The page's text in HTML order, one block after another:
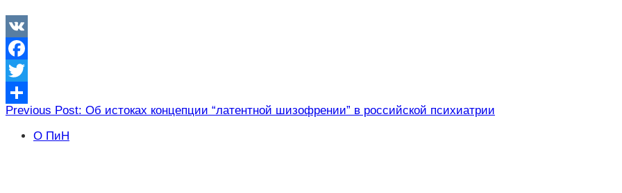
VK
Facebook
Twitter
Отправить
Навигация
по
Previous Post: Об истоках концепции “латентной шизофрении” в российской психиатрии
О ПиН